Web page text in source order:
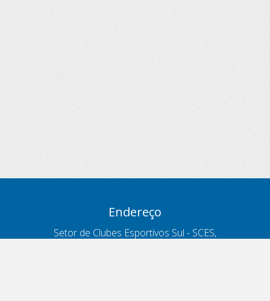
Endereço
Setor de Clubes Esportivos Sul - SCES,